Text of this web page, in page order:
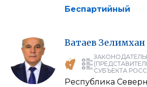
Беспартийный
Ватаев Зелимхан
СУБЪЕКТА
Республика